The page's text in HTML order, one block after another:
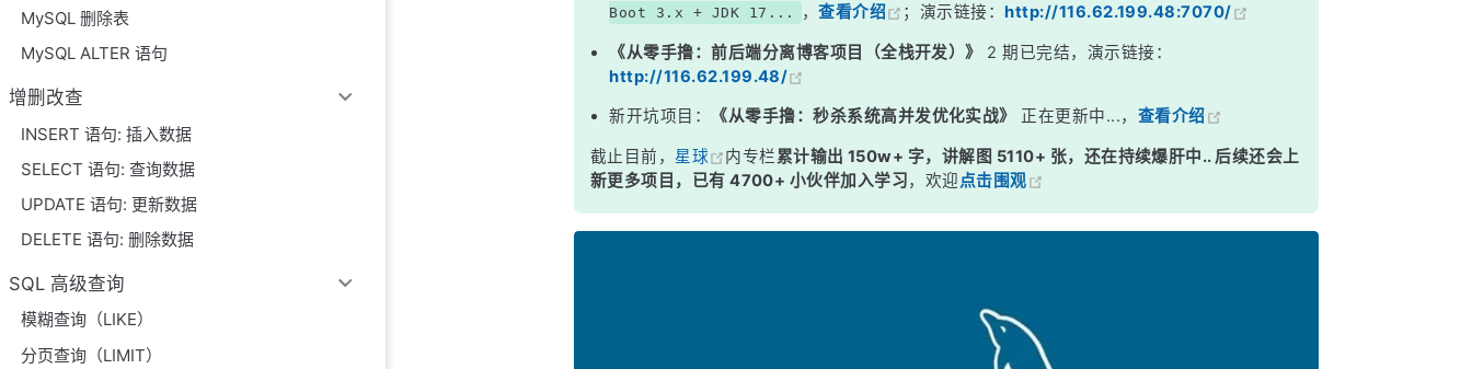
MySQL 删除表
MySQL ALTER 语句
增删改查
INSERT 语句: 插入数据
SELECT 语句: 查询数据
UPDATE 语句: 更新数据
DELETE 语句: 删除数据
SQL 高级查询
模糊查询（LIKE）
分页查询（LIMIT）
Boot 3.x + JDK 17...
，查看介绍 ；演示链接：http://116.62.199.48:7070/
《从零手撸：前后端分离博客项目（全栈开发）》
2 期已完结，演示链接：
http://116.62.199.48/
新开坑项目： 《从零手撸：秒杀系统高并发优化实战》 正在更新中...， 查看介绍
截止目前， 星球 内专栏累计输出 150w+ 字，讲解图 5110+ 张，还在持续爆肝中.. 后续还会上
新更多项目，已有 4700+ 小伙伴加入学习，欢迎点击围观